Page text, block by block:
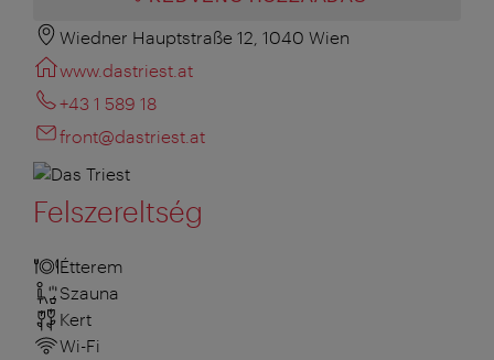
Wiedner Hauptstraße 12, 1040 Wien
www.dastriest.at
+43 1 589 18
front@dastriest.at
Felszereltség
Étterem
Szauna
Kert
Wi-Fi